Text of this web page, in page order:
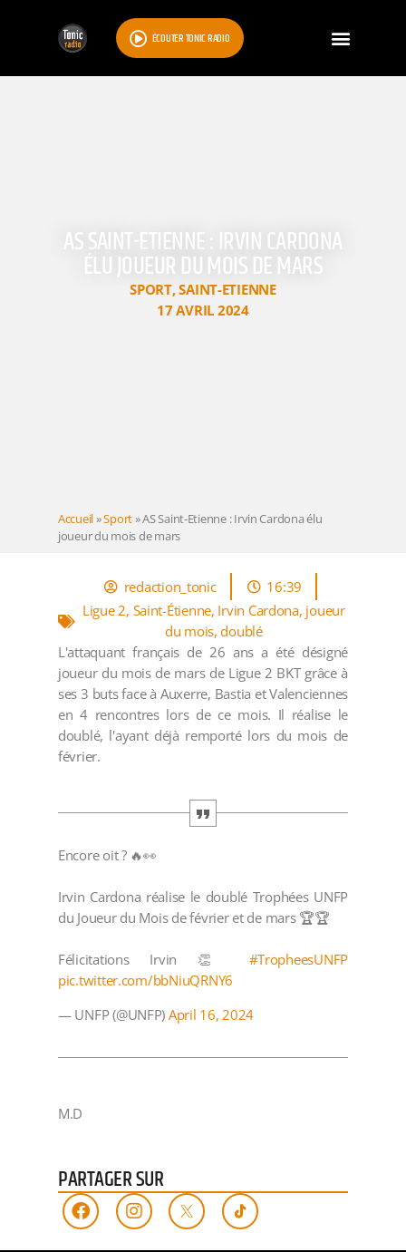
ÉCOUTER TONIC RADIO
AS SAINT-ETIENNE : IRVIN CARDONA
ÉLU JOUEUR DU MOIS DE MARS
SPORT,SAINT-ETIENNE
17 AVRIL 2024
Accueil»Sport»AS Saint-Etienne : Irvin Cardona élu
joueur du mois de mars
redaction_tonic
16:39
Ligue 2, Saint-Étienne, Irvin Cardona, joueur
du mois,doublé
L'attaquant français de 26 ans a été désigné
joueur du mois de mars de Ligue 2 BKT grâce à
ses 3 buts face à Auxerre, Bastia et Valenciennes
en 4 rencontres lors de ce mois. Il réalise le
doublé, l'ayant déjà remporté lors du mois de
février.
Encore oit ? 🔥👀
Irvin Cardona réalise le doublé Trophées UNFP
du Joueur du Mois de février et de mars 🏆🏆
Félicitations Irvin 👏 #TropheesUNFP
pic.twitter.com/bbNiuQRNY6
— UNFP (@UNFP) April 16, 2024
M.D
PARTAGER SUR